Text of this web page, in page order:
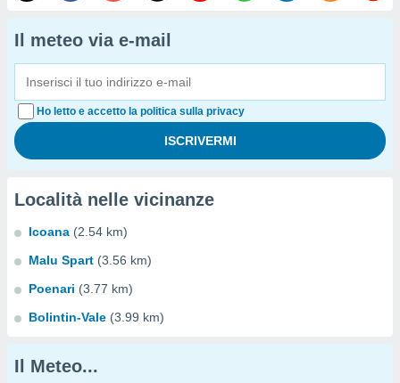
Il meteo via e-mail
Ho letto e accetto la politica sulla privacy
Località nelle vicinanze
Icoana (2.54 km)
Malu Spart (3.56 km)
Poenari (3.77 km)
Bolintin-Vale (3.99 km)
Il Meteo...